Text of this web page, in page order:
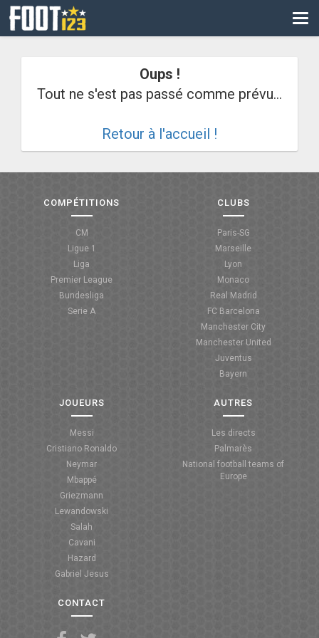
CM
COUPE DE FRANCE
COUPE DE LA LIGUE
Oups !
Tout ne s'est pas passé comme prévu...
Retour à l'accueil !
COMPÉTITIONS
CM
Ligue 1
Liga
Premier League
Bundesliga
Serie A
CLUBS
Paris-SG
Marseille
Lyon
Monaco
Real Madrid
FC Barcelona
Manchester City
Manchester United
Juventus
Bayern
JOUEURS
Messi
Cristiano Ronaldo
Neymar
Mbappé
Griezmann
Lewandowski
Salah
Cavani
Hazard
Gabriel Jesus
AUTRES
Les directs
Palmarès
National football teams of
Europe
CONTACT